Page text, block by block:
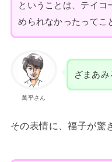
ということは、テイコ
められなかったってこ
萬平さん
ざまあみ
その表情に、福子が驚